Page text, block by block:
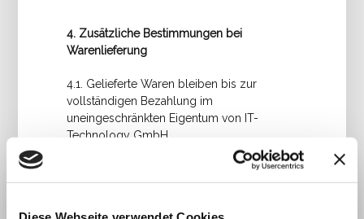
4. Zusätzliche Bestimmungen bei
Warenlieferung
4.1. Gelieferte Waren bleiben bis zur
vollständigen Bezahlung im
uneingeschränkten Eigentum von IT-
Technology GmbH.
4.2. Sofern nicht anders vereinbart, beträgt
4.3. Gewährleistungspflichtige Mängel